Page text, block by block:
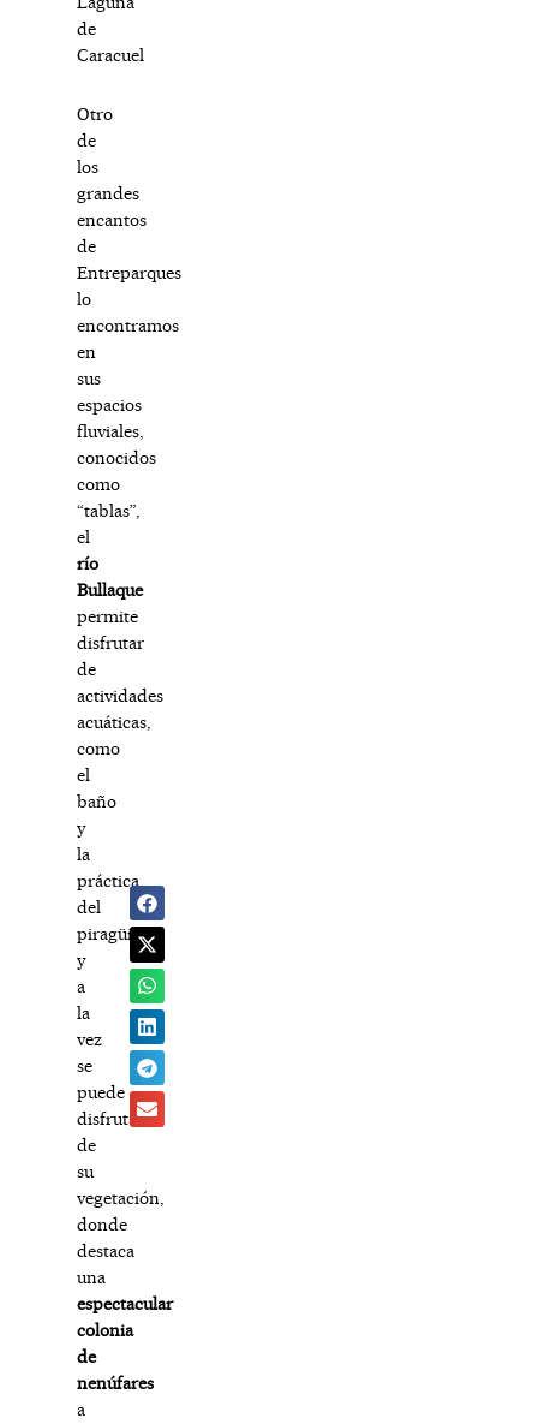
de
Caracuel
Otro
de
los
grandes
encantos
de
Entreparques
lo
encontramos
en
sus
espacios
fluviales,
conocidos
como
“tablas”,
el
río
Bullaque
permite
disfrutar
de
actividades
acuáticas,
como
el
baño
y
la
práctica
del
piragüismo
y
a
la
vez
se
puede
disfrutar
de
su
vegetación,
donde
destaca
una
espectacular
colonia
de
nenúfares
a